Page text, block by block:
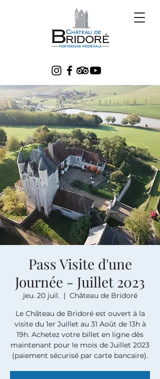
Pass Visite d'une
Journée - Juillet 2023
jeu. 20 juil.
  |
Château de Bridoré
Le Château de Bridoré est ouvert à la
visite du 1er Juillet au 31 Août de 13h à
19h. Achetez votre billet en ligne dès
maintenant pour le mois de Juillet 2023
(paiement sécurisé par carte bancaire).